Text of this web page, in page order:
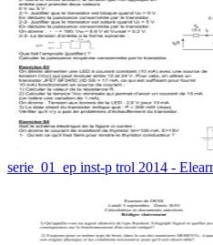
serie_01_ep inst-p trol 2014 -